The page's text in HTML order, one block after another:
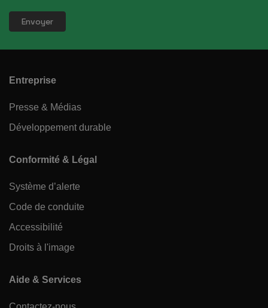
Entreprise
Presse & Médias
Développement durable
Conformité & Légal
Système d’alerte
Code de conduite
Accessibilité
Droits à l'image
Aide & Services